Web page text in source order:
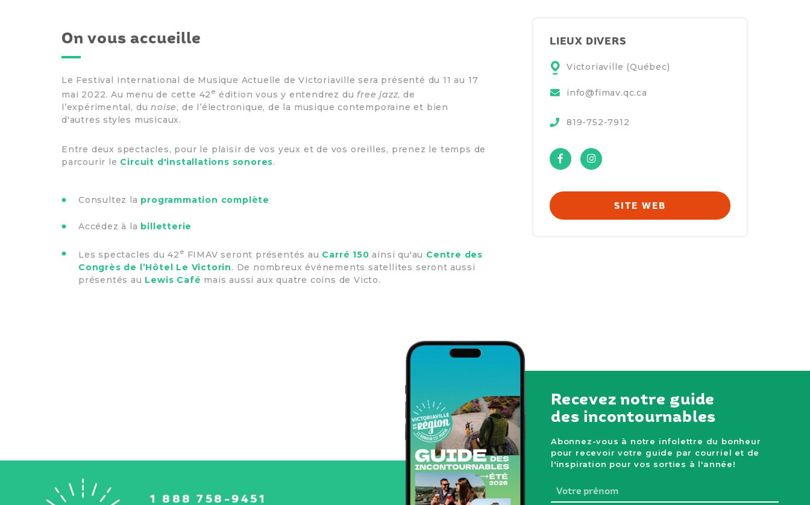
LIEUX DIVERS
Victoriaville (Québec)
info@fimav.qc.ca
819-752-7912
Facebook
SITE WEB
On vous accueille
Le Festival International de Musique Actuelle de Victoriaville sera présenté du 11 au 17
mai 2022. Au menu de cette 42 e édition vous y entendrez du free jazz, de
l’expérimental, dunoise, de l’électronique, de la musique contemporaine et bien
d'autres styles musicaux.
Entre deux spectacles, pour le plaisir de vos yeux et de vos oreilles, prenez le temps de
parcourir le Circuit d'installations sonores.
Consultez la programmation complète
Accédez à la billetterie
Les spectacles du 42 e FIMAV seront présentés au Carré 150 ainsi qu'au Centre des
Congrès de l’Hôtel Le Victorin. De nombreux événements satellites seront aussi
présentés au Lewis Café mais aussi aux quatre coins de Victo.
Recevez notre guide
des incontournables
Abonnez-vous à notre infolettre du bonheur
pour recevoir votre guide par courriel et de
l'inspiration pour vos sorties à l'année!
Votre
prénom
1 888 758-9451